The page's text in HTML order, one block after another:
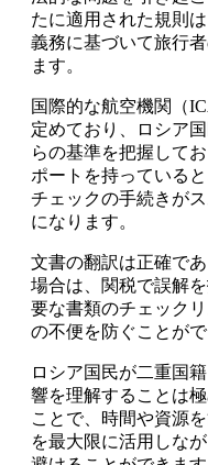
たに適用された規則
義務に基づいて旅行
ます。
国際的な航空機関（
定めており、ロシア
らの基準を把握して
ポートを持っている
チェックの手続きが
になります。
文書の翻訳は正確で
場合は、関税で誤解
要な書類のチェック
の不便を防ぐことがで
ロシア国民が二重国
響を理解することは
ことで、時間や資源
を最大限に活用しな